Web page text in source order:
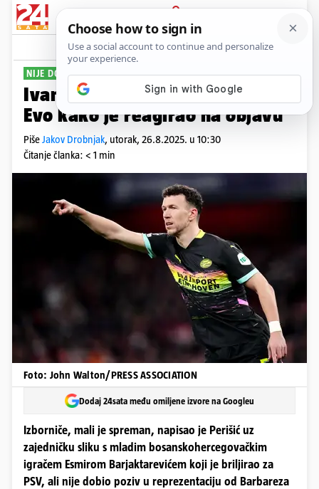
PRIJAVA
Sport Komentari
NIJE DOBRO PRIHVATIO
Ivan Perišić naljutio izbornika?
Evo kako je reagirao na objavu
PišeJakov Drobnjak, utorak, 26.8.2025. u 10:30
Čitanje članka: < 1 min
Foto: John Walton/PRESS ASSOCIATION
Dodaj 24sata među omiljene izvore na Googleu
Izborniče, mali je spreman, napisao je Perišić uz
zajedničku sliku s mladim bosanskohercegovačkim
igračem Esmirom Barjaktarevićem koji je briljirao za
PSV, ali nije dobio poziv u reprezentaciju od Barbareza